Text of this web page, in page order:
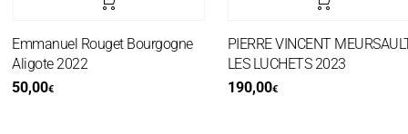
Emmanuel Rouget Bourgogne
Aligote 2022
50,00€
PIERRE VINCENT MEURSAULT
LES LUCHETS 2023
190,00€